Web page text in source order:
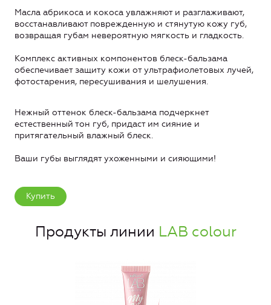
Масла абрикоса и кокоса увлажняют и разглаживают,
восстанавливают поврежденную и стянутую кожу губ,
возвращая губам невероятную мягкость и гладкость.
Комплекс активных компонентов блеск-бальзама
обеспечивает защиту кожи от ультрафиолетовых лучей,
фотостарения, пересушивания и шелушения.
Нежный оттенок блеск-бальзама подчеркнет
естественный тон губ, придаст им сияние и
притягательный влажный блеск.
Ваши губы выглядят ухоженными и сияющими!
Купить
Продукты линии LAB colour